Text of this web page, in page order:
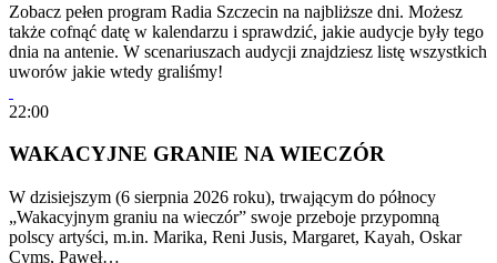
Zobacz pełen program Radia Szczecin na najbliższe dni. Możesz
także cofnąć datę w kalendarzu i sprawdzić, jakie audycje były tego
dnia na antenie. W scenariuszach audycji znajdziesz listę wszystkich
uworów jakie wtedy graliśmy!
22:00
WAKACYJNE GRANIE NA WIECZÓR
W dzisiejszym (6 sierpnia 2026 roku), trwającym do północy
„Wakacyjnym graniu na wieczór” swoje przeboje przypomną
polscy artyści, m.in. Marika, Reni Jusis, Margaret, Kayah, Oskar
Cyms, Paweł…